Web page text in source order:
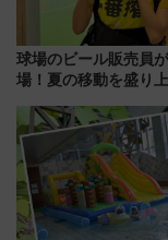
球場のビール販売員
場！夏の移動を盛り
月7日限定 ソフトバ
スとコラボ